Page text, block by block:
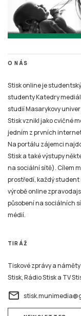
O NÁS
Stisk online je
studenty Katedry
studií Masarykovy
Stisk vznikl jako cvičné
jedním z prvních
Na portálu zájemci
Stisk a také výstupy
na sociální sítě). Cílem
prostředí, každý student
výrobě online
působení na sociálních
médií.
TIRÁŽ
Tiskové zprávy a
Stisk, Rádio Stisk a TV
email